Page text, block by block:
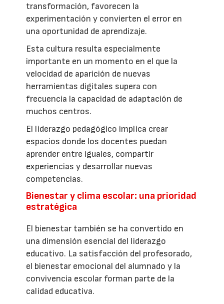
transformación, favorecen la
experimentación y convierten el error en
una oportunidad de aprendizaje.
Esta cultura resulta especialmente
importante en un momento en el que la
velocidad de aparición de nuevas
herramientas digitales supera con
frecuencia la capacidad de adaptación de
muchos centros.
El liderazgo pedagógico implica crear
espacios donde los docentes puedan
aprender entre iguales, compartir
experiencias y desarrollar nuevas
competencias.
Bienestar y clima escolar: una prioridad
estratégica
El bienestar también se ha convertido en
una dimensión esencial del liderazgo
educativo. La satisfacción del profesorado,
el bienestar emocional del alumnado y la
convivencia escolar forman parte de la
calidad educativa.